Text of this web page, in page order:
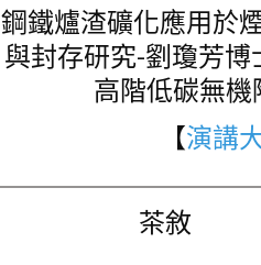
鋼鐵爐渣礦化應用於
與封存研究-劉瓊芳
高階低碳無
【演講
茶敘